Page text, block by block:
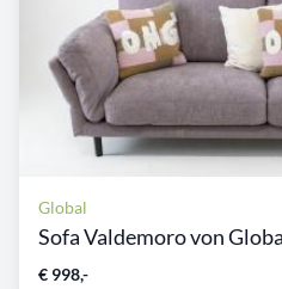
Global
Sofa Valdemoro von
€ 998,-